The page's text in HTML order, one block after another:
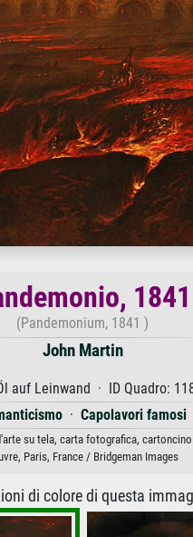
1841
(Pandemonium, 1841 )
John Martin
auf Leinwand · ID Quadro:
· Capolavori famosi
su tela, carta fotografica,
Paris, France / Bridgeman Images
di colore di questa